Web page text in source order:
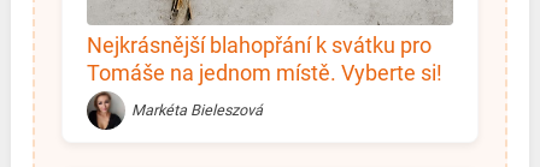
Nejkrásnější blahopřání k svátku pro
Tomáše na jednom místě. Vyberte si!
Markéta Bieleszová